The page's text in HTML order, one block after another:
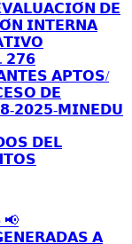
𝗗𝗘
𝗜𝗡𝗧𝗘𝗥𝗡𝗔
𝟮𝟳𝟲
𝗔𝗣𝗧𝗢𝗦/
𝗗𝗘
𝟮𝟬𝟮𝟱-𝗠𝗜𝗡𝗘𝗗𝗨
𝗗𝗘𝗟
𝗔